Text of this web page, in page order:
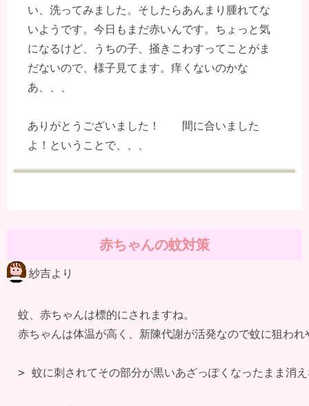
い、洗ってみました。そしたらあんまり腫れてな
いようです。今日もまだ赤いんです。ちょっと気
になるけど、うちの子、掻きこわすってことがま
だないので、様子見てます。痒くないのかな
あ、、、
ありがとうございました！ 間に合いました
よ！ということで、、、
赤ちゃんの蚊対策
紗吉より
蚊、赤ちゃんは標的にされますね。
赤ちゃんは体温が高く、新陳代謝が活発なので蚊に狙われ
> 蚊に刺されてその部分が黒いあざっぽくなったまま消